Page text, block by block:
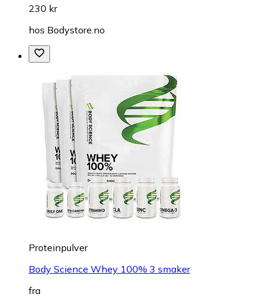
230 kr
hos Bodystore.no
Proteinpulver
Body Science Whey 100% 3 smaker
fra